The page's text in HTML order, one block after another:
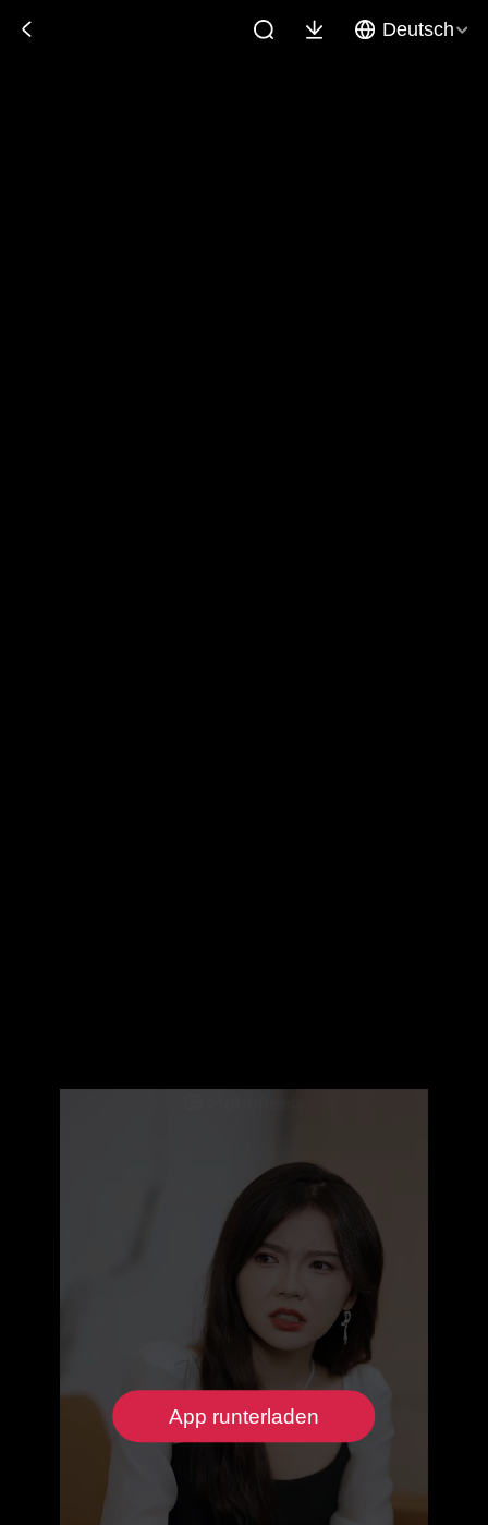
Deutsch
App runterladen